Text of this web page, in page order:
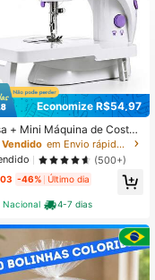
Economize R$54,97
+ Mini Máquina de Costur
Portátil Bivolt
Vendido
em Envio rápido Máquinas de costura
(500+)
,03 -46% Último dia
Nacional 4-7 dias